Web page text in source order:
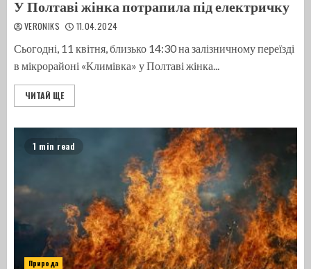
У Полтаві жінка потрапила під електричку
VERONIKS 11.04.2024
Сьогодні, 11 квітня, близько 14:30 на залізничному переїзді
в мікрорайоні «Климівка» у Полтаві жінка...
ЧИТАЙ ЩЕ
1 min read
Природа